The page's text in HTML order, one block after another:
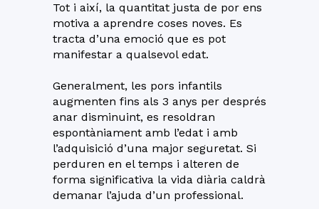
Tot i així, la quantitat justa de por ens
motiva a aprendre coses noves. Es
tracta d’una emoció que es pot
manifestar a qualsevol edat.
Generalment, les pors infantils
augmenten fins als 3 anys per després
anar disminuint, es resoldran
espontàniament amb l’edat i amb
l’adquisició d’una major seguretat. Si
perduren en el temps i alteren de
forma significativa la vida diària caldrà
demanar l’ajuda d’un professional.